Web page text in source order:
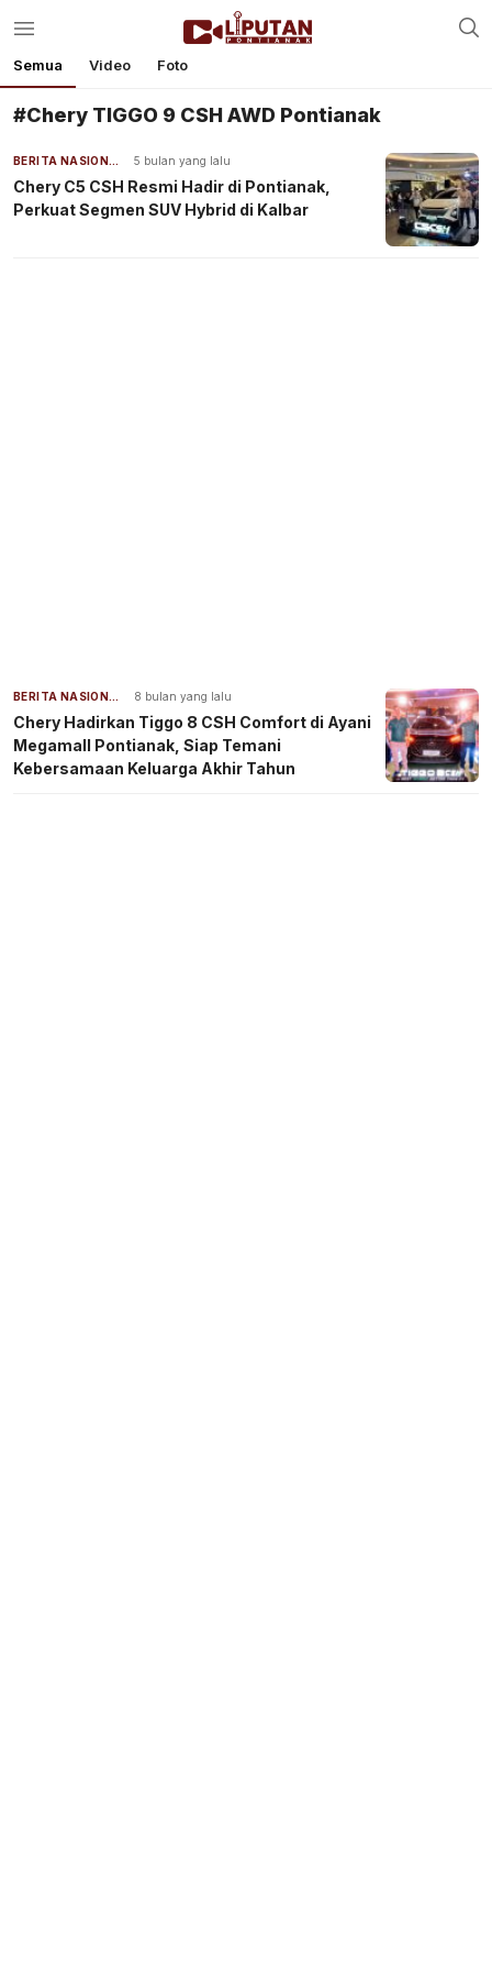
Semua Video Foto
#Chery TIGGO 9 CSH AWD Pontianak
BERITA NASIONAL 5 bulan yang lalu
Chery C5 CSH Resmi Hadir di Pontianak,
Perkuat Segmen SUV Hybrid di Kalbar
BERITA NASIONAL 8 bulan yang lalu
Chery Hadirkan Tiggo 8 CSH Comfort di Ayani
Megamall Pontianak, Siap Temani
Kebersamaan Keluarga Akhir Tahun